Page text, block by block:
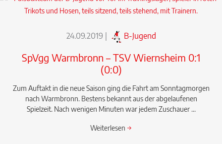
24.09.2019 | B-Jugend
SpVgg Warmbronn – TSV Wiernsheim 0:1
(0:0)
Zum Auftakt in die neue Saison ging die Fahrt am Sonntagmorgen
nach Warmbronn. Bestens bekannt aus der abgelaufenen
Spielzeit. Nach wenigen Minuten war jedem Zuschauer ...
Weiterlesen →